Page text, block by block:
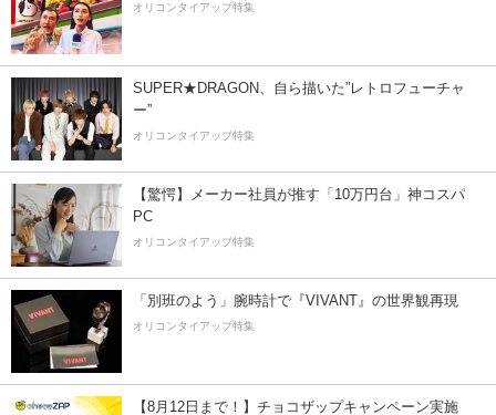
オリコンタイアップ特集
SUPER★DRAGON、自ら描いた”レトロフューチャ
ー”
オリコンタイアップ特集
【驚愕】メーカー社員が推す「10万円台」神コスパ
PC
オリコンタイアップ特集
「別班のよう」腕時計で『VIVANT』の世界観再現
オリコンタイアップ特集
【8月12日まで！】チョコザップキャンペーン実施